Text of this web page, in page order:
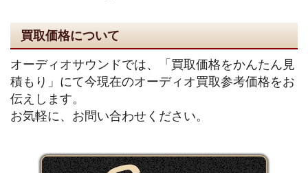
買取価格について
オーディオサウンドでは、「買取価格をかんたん見
積もり」にて今現在のオーディオ買取参考価格をお
伝えします。
お気軽に、お問い合わせください。